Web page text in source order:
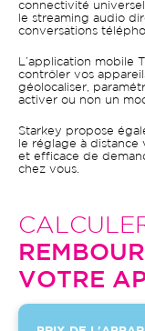
connectivité
le streaming audio
conversations
L’application mobile
contrôler vos
géolocaliser,
activer ou non un
Starkey propose
le réglage à distance
et efficace de
chez vous.
VOTRE